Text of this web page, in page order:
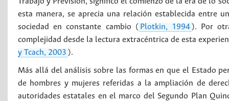
esta manera, se aprecia una relación establecida entre
sociedad en constante cambio ( Plotkin, 1994 ). Por
complejidad desde la lectura extracéntrica de esta
y Tcach, 2003 ).
Más allá del análisis sobre las formas en que el Estado
de hombres y mujeres referidas a la ampliación de
autoridades estatales en el marco del Segundo Plan